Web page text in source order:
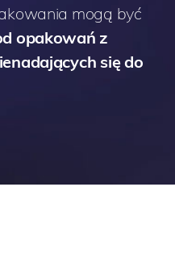
mogą być
opakowań z
się do